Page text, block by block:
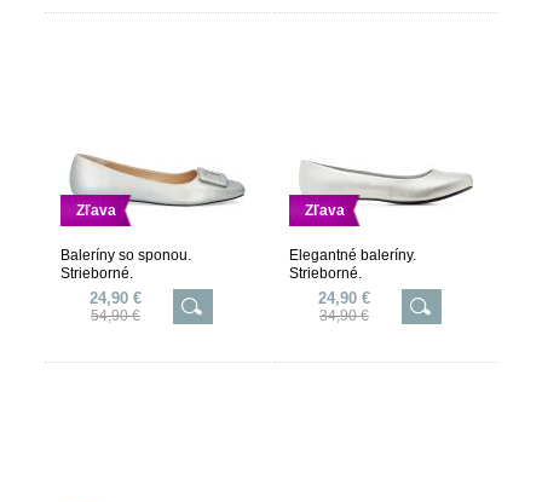
Zľava
Baleríny so sponou.
Strieborné.
24,90 €
54,90 €
Zľava
Elegantné baleríny.
Strieborné.
24,90 €
34,90 €